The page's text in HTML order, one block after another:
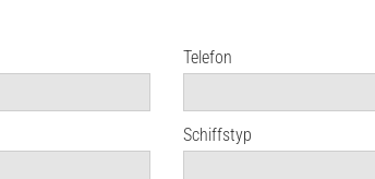
Telefon
Schiffstyp